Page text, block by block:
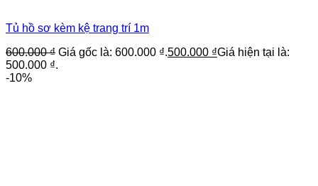
Tủ hồ sơ kèm kệ trang trí 1m
600.000₫ Giá gốc là: 600.000 ₫.500.000 ₫Giá hiện tại là:
500.000 ₫.
-10%